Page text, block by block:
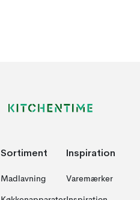
Sortiment
Madlavning
Inspiration
Varemærker